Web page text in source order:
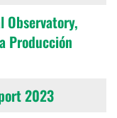
Observatory,
Producción
2023